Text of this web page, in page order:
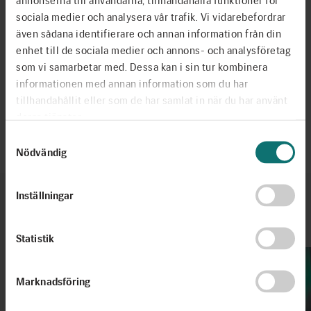
sociala medier och analysera vår trafik. Vi vidarebefordrar
även sådana identifierare och annan information från din
enhet till de sociala medier och annons- och analysföretag
som vi samarbetar med. Dessa kan i sin tur kombinera
informationen med annan information som du har
tillhandahållit eller som de har samlat in när du har använt
Nödvändig
Inställningar
Statistik
Marknadsföring
Dela